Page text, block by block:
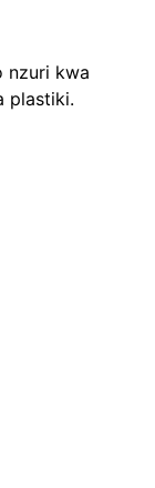
nzuri kwa
plastiki.